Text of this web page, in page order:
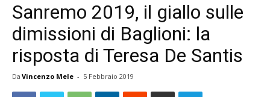
Sanremo 2019, il giallo sulle
dimissioni di Baglioni: la
risposta di Teresa De Santis
Da Vincenzo Mele - 5 Febbraio 2019